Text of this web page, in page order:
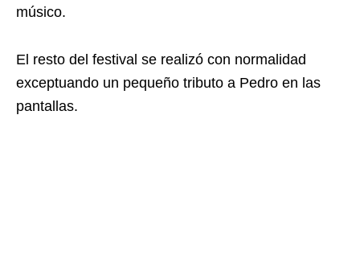
músico.
El resto del festival se realizó con normalidad
exceptuando un pequeño tributo a Pedro en las
pantallas.